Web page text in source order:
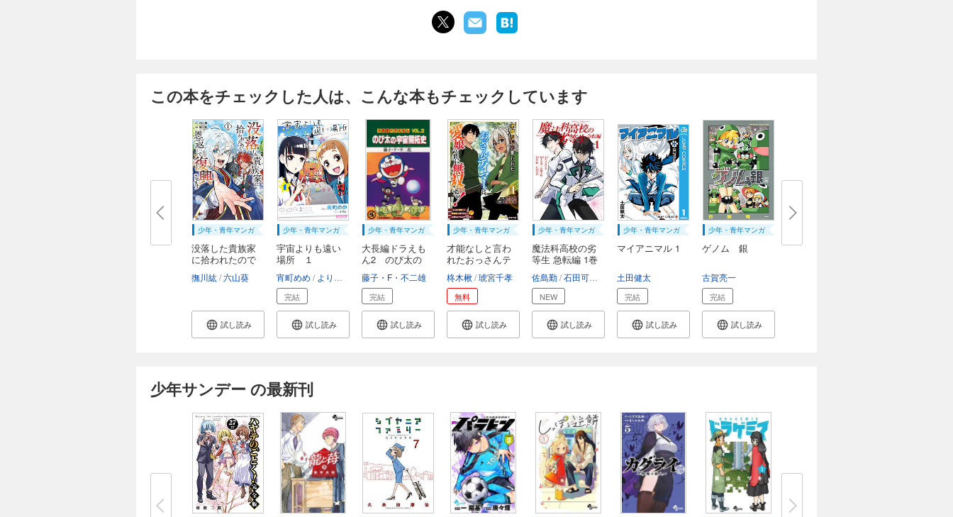
この本をチェックした人は、こんな本もチェックしています
少年・青年マンガ
没落した貴族家
に拾われたので
撫川紘 六山葵
試し読み
少年・青年マンガ
宇宙よりも遠い
場所 １
宵町めめ よりもい
完結
試し読み
少年・青年マンガ
大長編ドラえも
ん2 のび太の
藤子・F・不二雄
完結
試し読み
少年・青年マンガ
才能なしと言わ
れたおっさんテ
柊木楸 琥宮千孝
無料
試し読み
少年・青年マンガ
魔法科高校の劣
等生 急転編 1巻
佐島勤 石田可奈 きたうみつな 長岡千秋
NEW
試し読み
少年・青年マンガ
マイアニマル 1
土田健太
完結
試し読み
少年・青年マンガ
ゲノム 銀
古賀亮一
完結
試し読み
少年サンデー の最新刊